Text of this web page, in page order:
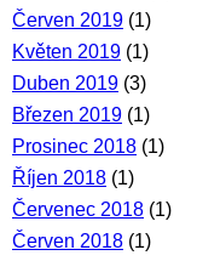
Červen 2019 (1)
Květen 2019 (1)
Duben 2019 (3)
Březen 2019 (1)
Prosinec 2018 (1)
Říjen 2018 (1)
Červenec 2018 (1)
Červen 2018 (1)